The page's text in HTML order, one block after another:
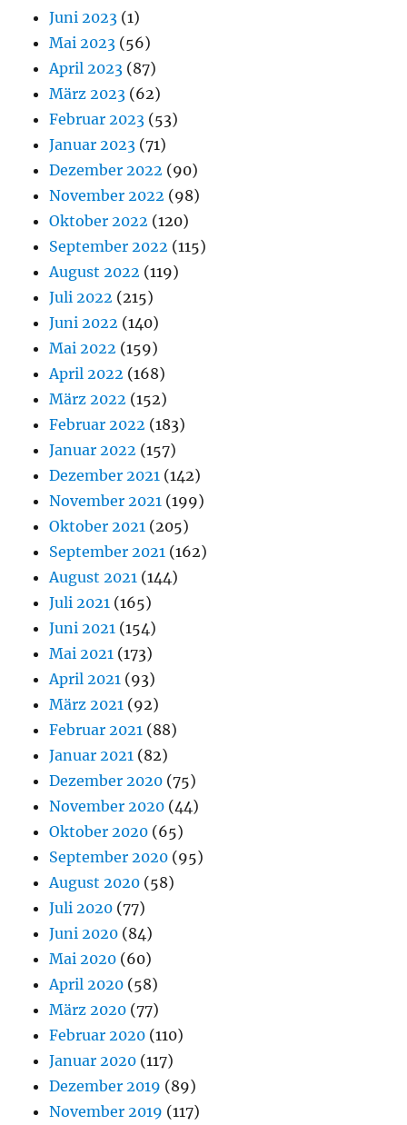
Juni 2023 (1)
Mai 2023 (56)
April 2023 (87)
März 2023 (62)
Februar 2023 (53)
Januar 2023 (71)
Dezember 2022 (90)
November 2022 (98)
Oktober 2022 (120)
September 2022 (115)
August 2022 (119)
Juli 2022 (215)
Juni 2022 (140)
Mai 2022 (159)
April 2022 (168)
März 2022 (152)
Februar 2022 (183)
Januar 2022 (157)
Dezember 2021 (142)
November 2021 (199)
Oktober 2021 (205)
September 2021 (162)
August 2021 (144)
Juli 2021 (165)
Juni 2021 (154)
Mai 2021 (173)
April 2021 (93)
März 2021 (92)
Februar 2021 (88)
Januar 2021 (82)
Dezember 2020 (75)
November 2020 (44)
Oktober 2020 (65)
September 2020 (95)
August 2020 (58)
Juli 2020 (77)
Juni 2020 (84)
Mai 2020 (60)
April 2020 (58)
März 2020 (77)
Februar 2020 (110)
Januar 2020 (117)
Dezember 2019 (89)
November 2019 (117)